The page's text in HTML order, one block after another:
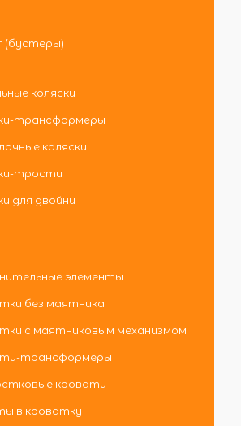
(бустеры)
коляски
трансформеры
коляски
трости
для двойни
элементы
без маятника
с маятниковым механизмом
трансформеры
кровати
в кроватку